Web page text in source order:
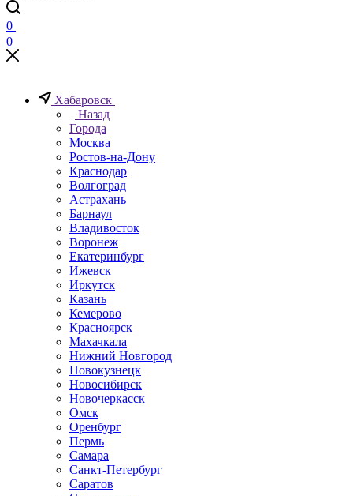
0
0
Хабаровск
Назад
Города
Москва
Ростов-на-Дону
Краснодар
Волгоград
Астрахань
Барнаул
Владивосток
Воронеж
Екатеринбург
Ижевск
Иркутск
Казань
Кемерово
Красноярск
Махачкала
Нижний Новгород
Новокузнецк
Новосибирск
Новочеркаcск
Омск
Оренбург
Пермь
Самара
Санкт-Петербург
Саратов